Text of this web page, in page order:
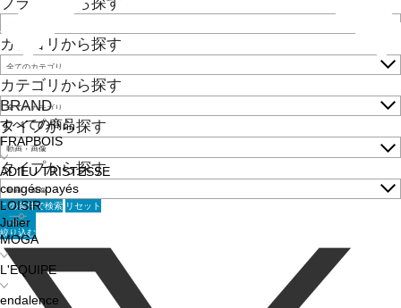
BRAND
すべての商品
FRAPBOIS
ADIEU TRISTESSE
congés payés
LOISIR
Julier
MOGA
L'EQUIPE
endalence
カテゴリから探す
カテゴリから探す
タイプから探す
タイプから探す
この条件で検索 リセット
絞り込む